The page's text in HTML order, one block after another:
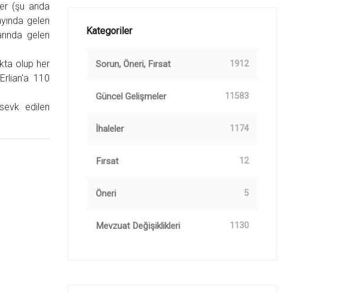
(şu anda
gelen
gelen
olup her
110
edilen
Kategoriler
Sorun, Öneri, Fırsat 1912
Güncel Gelişmeler 11583
İhaleler 1174
Fırsat 12
Öneri 5
Mevzuat Değişiklikleri 1130